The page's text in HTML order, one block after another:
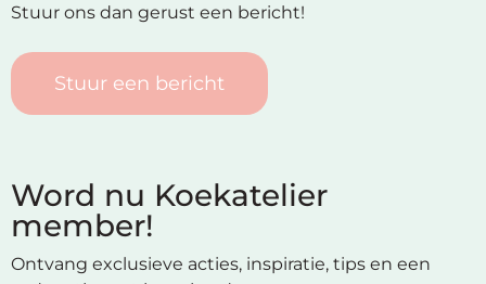
Stuur ons dan gerust een bericht!
Stuur een bericht
Word nu Koekatelier
member!
Ontvang exclusieve acties, inspiratie, tips en een